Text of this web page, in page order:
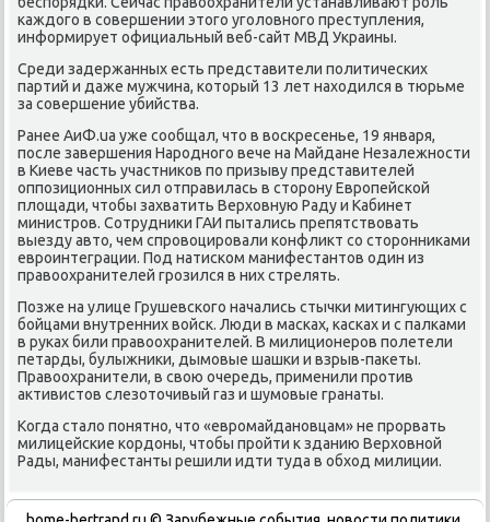
каждого в совершении этого уголовного преступления,
информирует официальный веб-сайт МВД Украины.
Среди задержанных есть представители политических
партий и даже мужчина, который 13 лет находился в тюрьме
за совершение убийства.
Ранее АиФ.ua уже сообщал, что в воскресенье, 19 января,
после завершения Народного вече на Майдане Незалежности
в Киеве часть участников по призыву представителей
оппозиционных сил отправилась в сторону Европейской
площади, чтобы захватить Верховную Раду и Кабинет
министров. Сотрудники ГАИ пытались препятствовать
выезду авто, чем спровоцировали конфликт со сторонниками
евроинтеграции. Под натиском манифестантов один из
правоохранителей грозился в них стрелять.
Позже на улице Грушевского начались стычки митингующих с
бойцами внутренних войск. Люди в масках, касках и с палками
в руках били правоохранителей. В милиционеров полетели
петарды, булыжники, дымовые шашки и взрыв-пакеты.
Правоохранители, в свою очередь, применили против
активистов слезоточивый газ и шумовые гранаты.
Когда стало понятно, что «евромайдановцам» не прорвать
милицейские кордоны, чтобы пройти к зданию Верховной
Рады, манифестанты решили идти туда в обход милиции.